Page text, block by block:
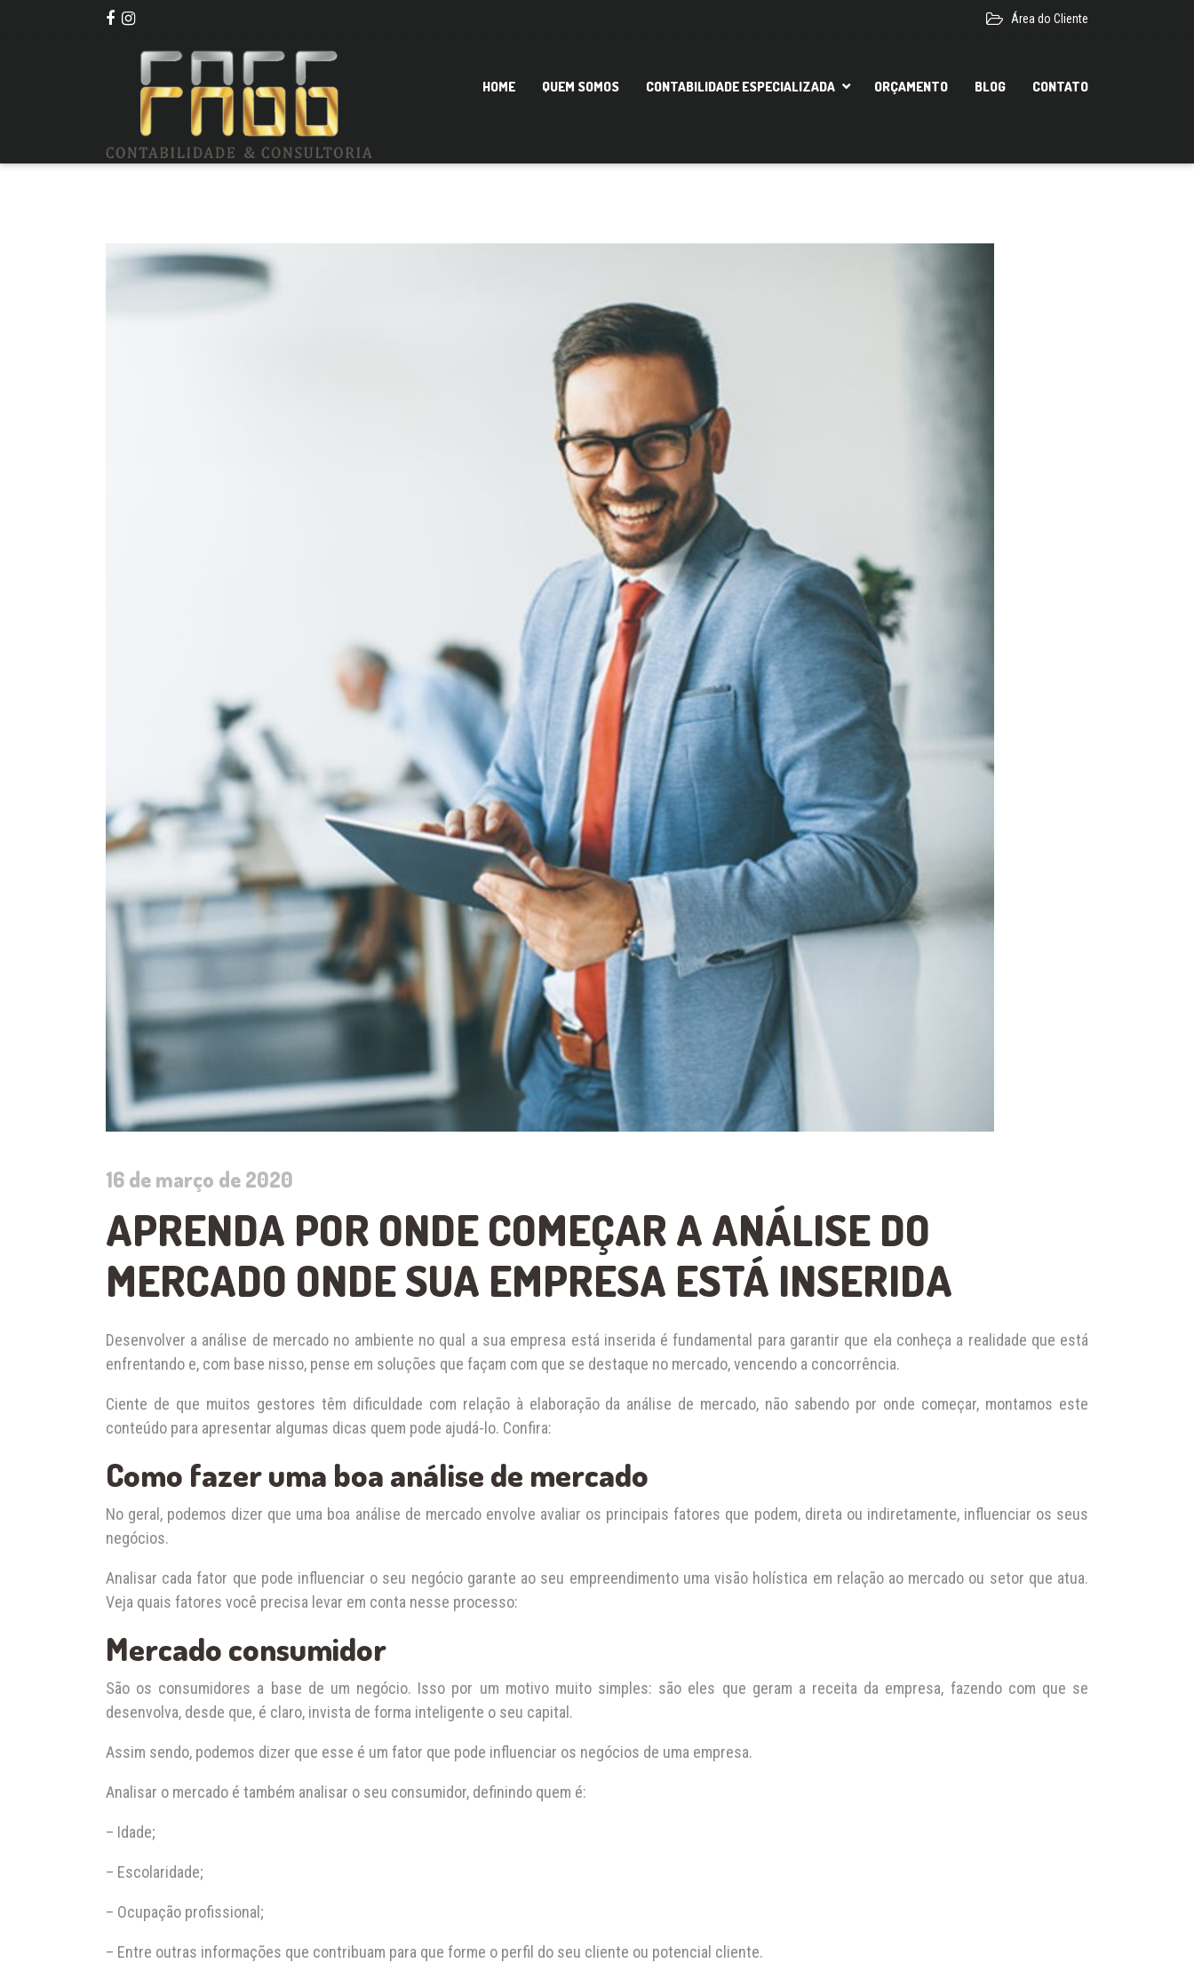
Área do Cliente
HOME QUEM SOMOS CONTABILIDADE ESPECIALIZADA ORÇAMENTO BLOG CONTATO
16 de março de 2020
APRENDA POR ONDE COMEÇAR A ANÁLISE DO
MERCADO ONDE SUA EMPRESA ESTÁ INSERIDA
Desenvolver a análise de mercado no ambiente no qual a sua empresa está inserida é fundamental para garantir que ela conheça a realidade que está
enfrentando e, com base nisso, pense em soluções que façam com que se destaque no mercado, vencendo a concorrência.
Ciente de que muitos gestores têm dificuldade com relação à elaboração da análise de mercado, não sabendo por onde começar, montamos este
conteúdo para apresentar algumas dicas quem pode ajudá-lo. Confira:
Como fazer uma boa análise de mercado
No geral, podemos dizer que uma boa análise de mercado envolve avaliar os principais fatores que podem, direta ou indiretamente, influenciar os seus
negócios.
Analisar cada fator que pode influenciar o seu negócio garante ao seu empreendimento uma visão holística em relação ao mercado ou setor que atua.
Veja quais fatores você precisa levar em conta nesse processo:
Mercado consumidor
São os consumidores a base de um negócio. Isso por um motivo muito simples: são eles que geram a receita da empresa, fazendo com que se
desenvolva, desde que, é claro, invista de forma inteligente o seu capital.
Assim sendo, podemos dizer que esse é um fator que pode influenciar os negócios de uma empresa.
Analisar o mercado é também analisar o seu consumidor, definindo quem é:
– Idade;
– Escolaridade;
– Ocupação profissional;
– Entre outras informações que contribuam para que forme o perfil do seu cliente ou potencial cliente.